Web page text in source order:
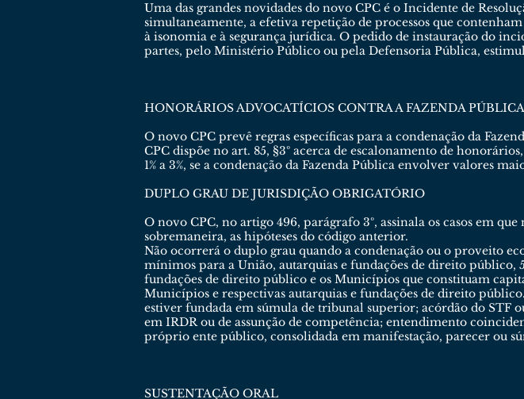
Uma das grandes novidades do novo CPC é o Incidente de
simultaneamente, a efetiva repetição de processos que
à isonomia e à segurança jurídica. O pedido de instauração do
partes, pelo Ministério Público ou pela Defensoria Pública,
HONORÁRIOS ADVOCATÍCIOS CONTRA A FAZENDA PÚBLICA
O novo CPC prevê regras específicas para a condenação da
CPC dispõe no art. 85, §3º acerca de escalonamento de
1% a 3%, se a condenação da Fazenda Pública envolver valores
DUPLO GRAU DE JURISDIÇÃO OBRIGATÓRIO
O novo CPC, no artigo 496, parágrafo 3º, assinala os casos em
sobremaneira, as hipóteses do código anterior.
Não ocorrerá o duplo grau quando a condenação ou o proveito
mínimos para a União, autarquias e fundações de direito público,
fundações de direito público e os Municípios que constituam
Municípios e respectivas autarquias e fundações de direito
estiver fundada em súmula de tribunal superior; acórdão do STF
em IRDR ou de assunção de competência; entendimento
próprio ente público, consolidada em manifestação, parecer ou
SUSTENTAÇÃO ORAL